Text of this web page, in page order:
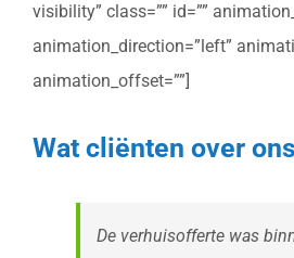
visibility” class=”” id=””
animation_direction=”left”
animation_offset=””]
Wat cliënten over
De verhuisofferte was